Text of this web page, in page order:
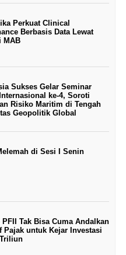
Perkuat Clinical
Berbasis Data Lewat
MAB
Sukses Gelar Seminar
ke-4, Soroti
Risiko Maritim di Tengah
Geopolitik Global
di Sesi I Senin
PFII Tak Bisa Cuma Andalkan
Pajak untuk Kejar Investasi